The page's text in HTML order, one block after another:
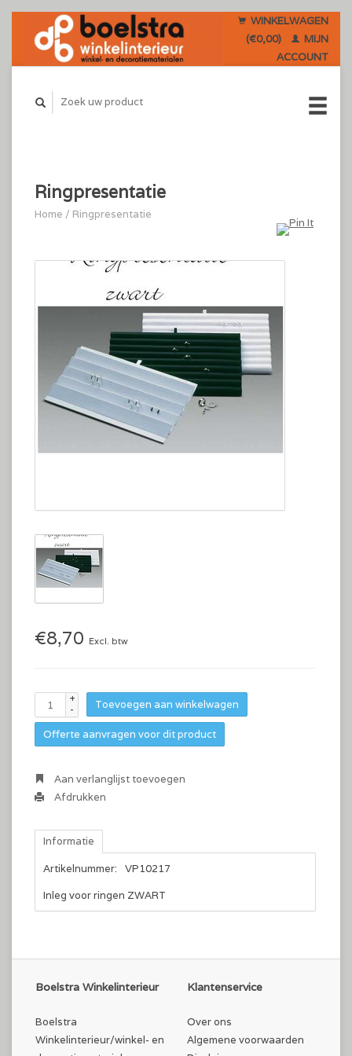
WINKELWAGEN
(€0,00)
MIJN
ACCOUNT
Ringpresentatie
Home / Ringpresentatie
€8,70 Excl. btw
+
-
Toevoegen aan winkelwagen
Offerte aanvragen voor dit product
Aan verlanglijst toevoegen
Afdrukken
Informatie
Artikelnummer:
VP10217
Inleg voor ringen ZWART
Boelstra Winkelinterieur
Boelstra
Winkelinterieur/winkel- en
Klantenservice
Over ons
Algemene voorwaarden